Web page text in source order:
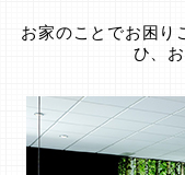
お家のことでお困り
ひ、